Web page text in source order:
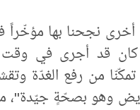
أخرى نجحنا بها
كان قد أجرى في
من رفع الغدّة
وهو بصحّةٍ جيّدة"،